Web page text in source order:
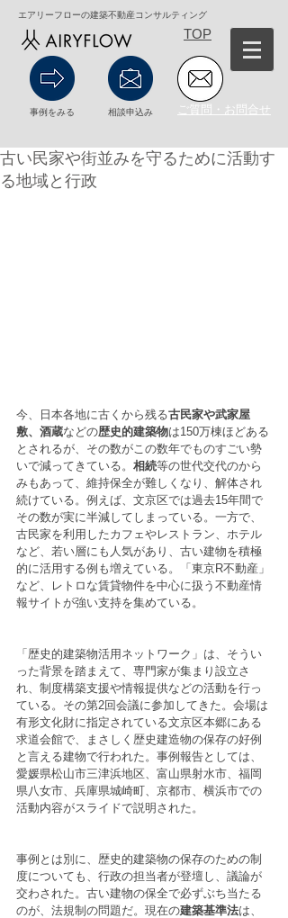
エアリーフローの建築不動産コンサルティング
TOP
事例をみる 相談申込み ご質問・お問合せ
古い民家や街並みを守るために活動す
る地域と行政
今、日本各地に古くから残る古民家や武家屋
敷、酒蔵などの歴史的建築物は150万棟ほどある
とされるが、その数がこの数年でものすごい勢
いで減ってきている。 相続等の世代交代のから
みもあって、維持保全が難しくなり、解体され
続けている。例えば、文京区では過去15年間で
その数が実に半減してしまっている。一方で、
古民家を利用したカフェやレストラン、ホテル
など、若い層にも人気があり、古い建物を積極
的に活用する例も増えている。「東京R不動産」
など、レトロな賃貸物件を中心に扱う不動産情
報サイトが強い支持を集めている。
「歴史的建築物活用ネットワーク」は、そうい
った背景を踏まえて、専門家が集まり設立さ
れ、制度構築支援や情報提供などの活動を行っ
ている。その第2回会議に参加してきた。会場は
有形文化財に指定されている文京区本郷にある
求道会館で、まさしく歴史建造物の保存の好例
と言える建物で行われた。事例報告としては、
愛媛県松山市三津浜地区、富山県射水市、福岡
県八女市、兵庫県城崎町、京都市、横浜市での
活動内容がスライドで説明された。
事例とは別に、歴史的建築物の保存のための制
度についても、行政の担当者が登壇し、議論が
交わされた。古い建物の保全で必ずぶち当たる
のが、法規制の問題だ。現在の建築基準法は、